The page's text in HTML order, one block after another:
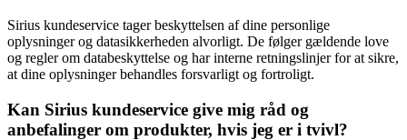
Sirius kundeservice tager beskyttelsen af dine personlige
oplysninger og datasikkerheden alvorligt. De følger gældende love
og regler om databeskyttelse og har interne retningslinjer for at sikre,
at dine oplysninger behandles forsvarligt og fortroligt.
Kan Sirius kundeservice give mig råd og
anbefalinger om produkter, hvis jeg er i tvivl?